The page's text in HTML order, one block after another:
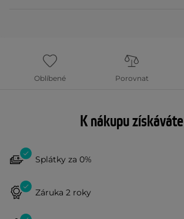
Oblíbené Porovnat
K nákupu získáváte
Splátky za 0%
Záruka 2 roky